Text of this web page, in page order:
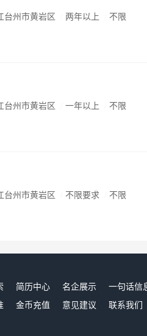
台州市黄岩区 两年以上 不限
台州市黄岩区 一年以上 不限
台州市黄岩区 不限要求 不限
简历中心 名企展示 一句话信
金币充值 意见建议 联系我们